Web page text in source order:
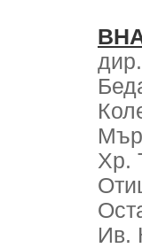
Мър
Хр.
Ив.